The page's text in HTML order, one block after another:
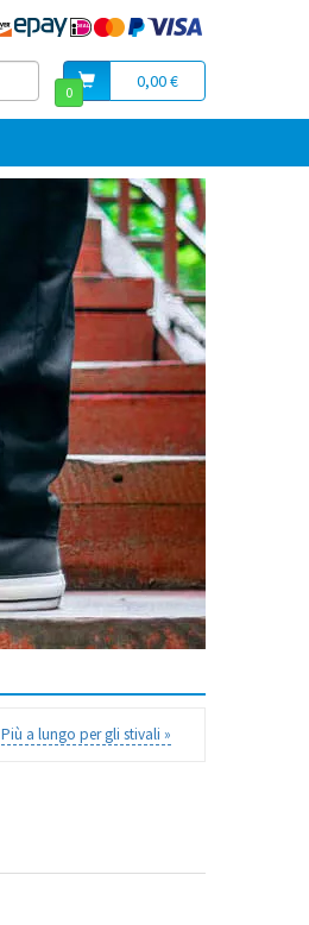
0,00 €
0
175 200 250 300
Più a lungo per gli stivali »